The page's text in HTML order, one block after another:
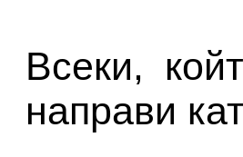
Всеки,
направи